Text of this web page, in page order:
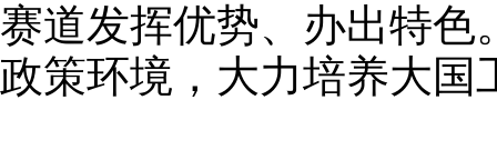
赛道发挥优势、办出特
政策环境，大力培养大国